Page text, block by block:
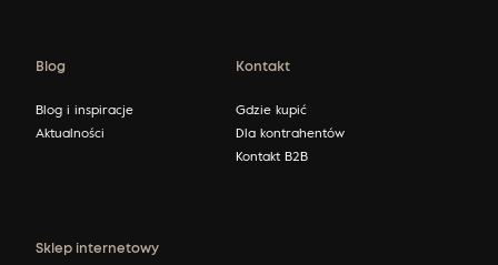
Blog
Blog i inspiracje
Aktualności
Kontakt
Gdzie kupić
Dla kontrahentów
Kontakt B2B
Sklep internetowy